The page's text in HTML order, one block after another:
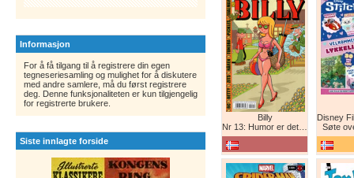
Informasjon
For å få tilgang til å registrere din egen
tegneseriesamling og mulighet for å diskutere
med andre samlere, må du først registrere
deg. Denne funksjonaliteten er kun tilgjengelig
for registrerte brukere.
Siste innlagte forside
Billy
Nr 13: Humor er det beste forsvar!
Søte